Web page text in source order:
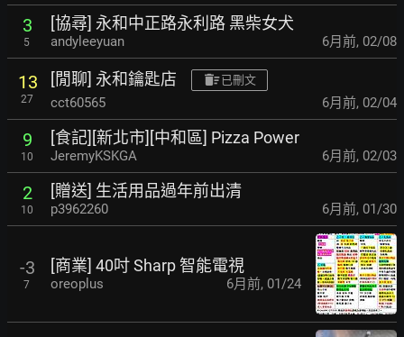
3
5
[協尋] 永和中正路永利路 黑柴女犬
andyleeyuan 6月前, 02/08
13
27
[閒聊] 永和鑰匙店 已刪文
cct60565 6月前, 02/04
9
10
[食記][新北市][中和區] Pizza Power
JeremyKSKGA 6月前, 02/03
2
10
[贈送] 生活用品過年前出清
p3962260 6月前, 01/30
-3
7
[商業] 40吋 Sharp 智能電視
oreoplus 6月前, 01/24